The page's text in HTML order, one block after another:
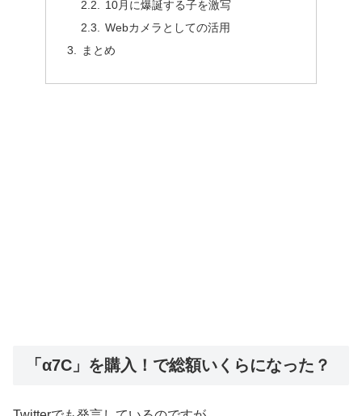
10月に爆誕する子を激写
Webカメラとしての活用
まとめ
「α7C」を購入！で総額いくらになった？